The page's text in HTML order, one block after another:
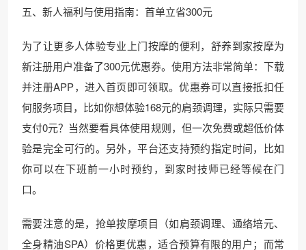
五、新人福利与使用指南：首单立省300元
为了让更多人体验专业上门按摩的便利，舒养到家按摩为
新注册用户准备了300元优惠券。使用方法非常简单：下载
并注册APP，进入首页即可领取。优惠券可以直接抵扣任
何服务项目，比如你想体验168元的肩颈调理，实际只需要
支付0元？当然要看具体使用规则，但一次免费或超低价体
验是完全可行的。另外，平台还支持预约指定时间，比如
你可以在下班前一小时预约，到家时技师已经等候在门
口。
需要注意的是，抢单按摩项目（如肩颈调理、通络培元、
全身精油SPA）价格更优惠，适合预算有限的用户；而常